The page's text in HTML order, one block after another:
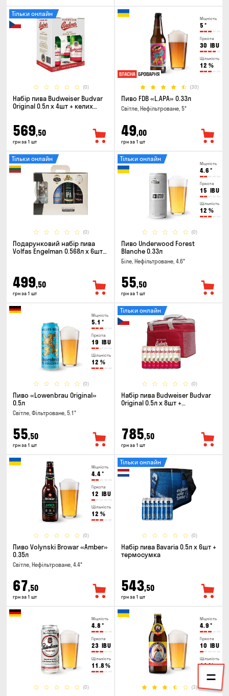
(0)
Тільки онлайн
Набір пива Budweiser Budvar
Original 0.5л х 4шт + келих
569,50
грн за 1 шт
Міцність
5 °
Гіркота
30 IBU
Щільність
12 %
(30)
Пиво FDB «L.APA» 0.33л
Світле, Нефільтроване, 5°
49,00
грн за 1 шт
(0)
Тільки онлайн
Подарунковий набір пива
Volfas Engelman 0.568л x 6шт +
499,50
грн за 1 шт
Міцність
4.6 °
Гіркота
15 IBU
Щільність
12 %
(0)
Тільки онлайн
Пиво Underwood Forest
Blanche 0.33л
Біле, Нефільтроване, 4.6°
55,50
грн за 1 шт
Міцність
5.1 °
Гіркота
19 IBU
Щільність
12 %
(0)
Пиво «Lowenbrau Original»
0.5л
Світле, Фільтроване, 5.1°
55,50
грн за 1 шт
(0)
Тільки онлайн
Набір пива Budweiser Budvar
Original 0.5л х 8шт +
785,50
грн за 1 шт
Міцність
4.4°
Гіркота
12 IBU
Щільність
12 %
(0)
Пиво Volynski Browar «Amber»
0.35л
Світле, Нефільтроване, 4.4°
67,50
грн за 1 шт
(0)
Тільки онлайн
Набір пива Bavaria 0.5л х 6шт +
термосумка
543,50
грн за 1 шт
Міцність
4.8 °
Гіркота
23 IBU
Щільність
11.8 %
(0)
Міцність
4.9 °
Гіркота
10 IBU
Щільність
11%
(3)